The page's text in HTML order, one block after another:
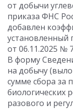
от добычи
приказа ФНС
добавлен
установленный
от 06.11.2025 №
В форму
на добычу
сумме сбора за
биологических
разового и